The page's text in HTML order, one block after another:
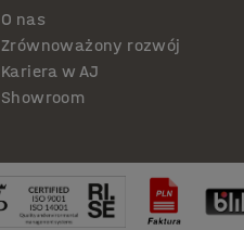
O nas
Zrównoważony rozwój
Kariera w AJ
Showroom